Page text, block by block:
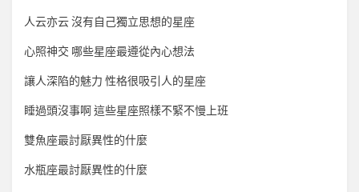
人云亦云 沒有自己獨立思想的星座
心照神交 哪些星座最遵從內心想法
讓人深陷的魅力 性格很吸引人的星座
睡過頭沒事啊 這些星座照樣不緊不慢上班
雙魚座最討厭異性的什麼
水瓶座最討厭異性的什麼